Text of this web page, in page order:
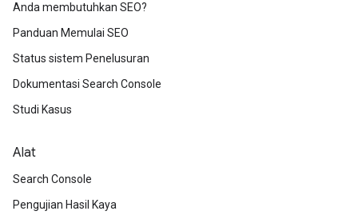
Anda membutuhkan SEO?
Panduan Memulai SEO
Status sistem Penelusuran
Dokumentasi Search Console
Studi Kasus
Alat
Search Console
Pengujian Hasil Kaya